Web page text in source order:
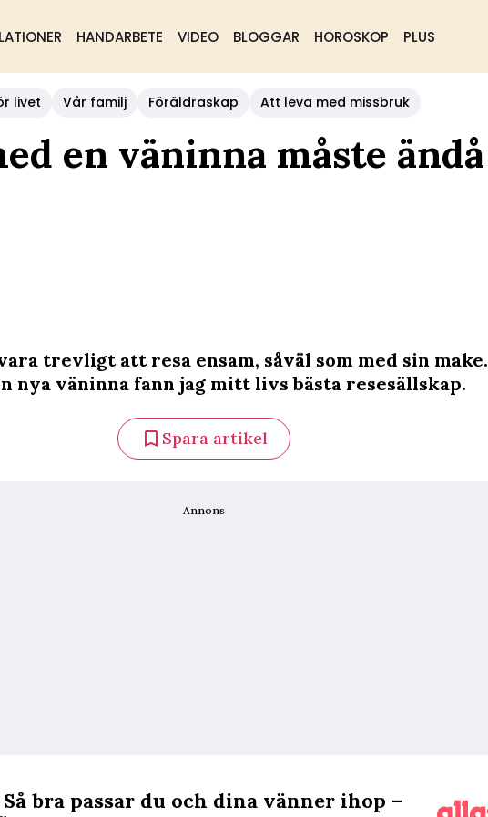
HANDARBETE VIDEO BLOGGAR HOROSKOP PLUS
livet Vår familj Föräldraskap Att leva med missbruk
en väninna måste ändå
trevligt att resa ensam, såväl som med sin make.
nya väninna fann jag mitt livs bästa resesällskap.
Spara artikel
Annons
Så bra passar du och dina vänner ihop –